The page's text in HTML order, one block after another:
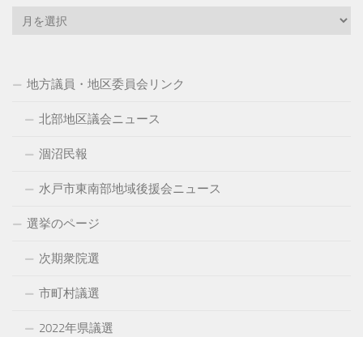
地方議員・地区委員会リンク
北部地区議会ニュース
涸沼民報
水戸市東南部地域後援会ニュース
選挙のページ
次期衆院選
市町村議選
2022年県議選